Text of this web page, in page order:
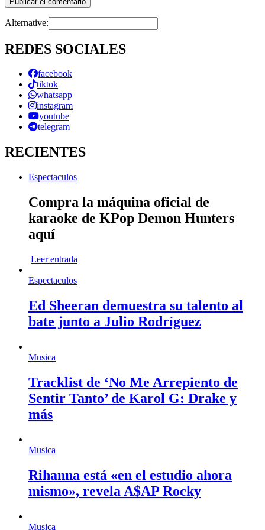
Alternative:
REDES SOCIALES
facebook
tiktok
whatsapp
instagram
youtube
telegram
RECIENTES
Espectaculos
Compra la máquina oficial de
karaoke de KPop Demon Hunters
aquí
Leer entrada
Espectaculos
Ed Sheeran demuestra su talento al
bate junto a Julio Rodríguez
Musica
Tracklist de ‘No Me Arrepiento de
Sentir Tanto’ de Karol G: Drake y
más
Musica
Rihanna está «en el estudio ahora
mismo», revela A$AP Rocky
Musica